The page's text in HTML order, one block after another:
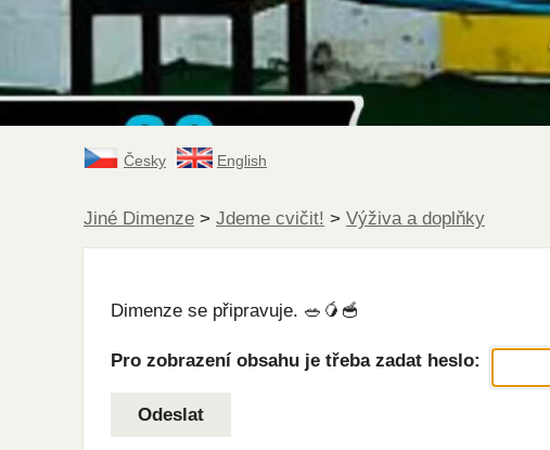
Česky English
Jiné Dimenze > Jdeme cvičit! > Výživa a doplňky
Dimenze se připravuje. 🥗🥭🥣
Pro zobrazení obsahu je třeba zadat heslo: